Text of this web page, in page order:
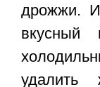
дрожжи.